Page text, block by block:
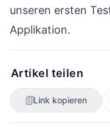
unseren ersten
Applikation.
Artikel teilen
Link kopieren